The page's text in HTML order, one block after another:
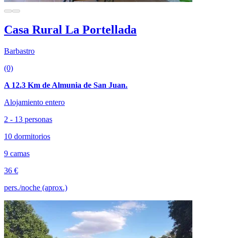
Casa Rural La Portellada
Barbastro
(0)
A 12.3 Km de Almunia de San Juan.
Alojamiento entero
2 - 13 personas
10 dormitorios
9 camas
36 €
pers./noche (aprox.)